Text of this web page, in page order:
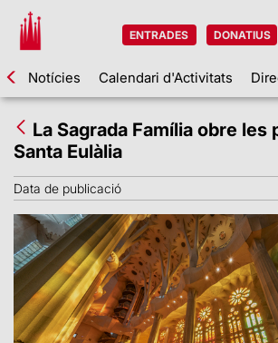
ENTRADES DONATIUS
Notícies Calendari d'Activitats
La Sagrada Família obre les
Santa Eulàlia
Data de publicació